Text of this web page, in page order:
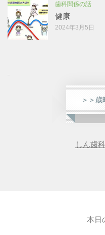
歯科関係の話
健康
2024年3月5日
＞＞歳
しん歯
本日